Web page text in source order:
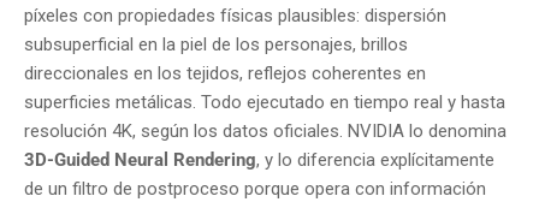
píxeles con propiedades físicas plausibles: dispersión
subsuperficial en la piel de los personajes, brillos
direccionales en los tejidos, reflejos coherentes en
superficies metálicas. Todo ejecutado en tiempo real y hasta
resolución 4K, según los datos oficiales. NVIDIA lo denomina
3D-Guided Neural Rendering, y lo diferencia explícitamente
de un filtro de postproceso porque opera con información